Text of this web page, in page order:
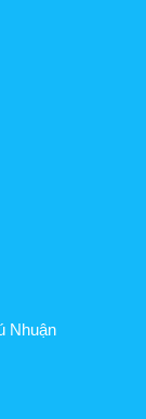
Nhuận